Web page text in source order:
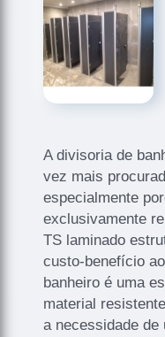
A divisoria de
vez mais
especialmente
exclusivamente
TS laminado
custo-benefício
banheiro é uma
material
a necessidade